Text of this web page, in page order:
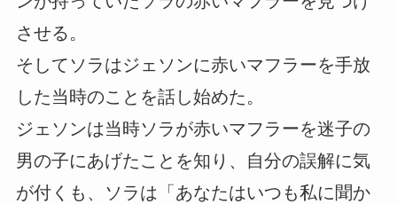
させる。
そしてソラはジェソンに赤いマフラーを手放
した当時のことを話し始めた。
ジェソンは当時ソラが赤いマフラーを迷子の
男の子にあげたことを知り、自分の誤解に気
が付くも、ソラは「あなたはいつも私に聞か